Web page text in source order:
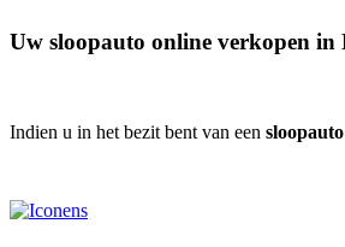
Uw sloopauto online verkopen in
Indien u in het bezit bent van een sloopauto